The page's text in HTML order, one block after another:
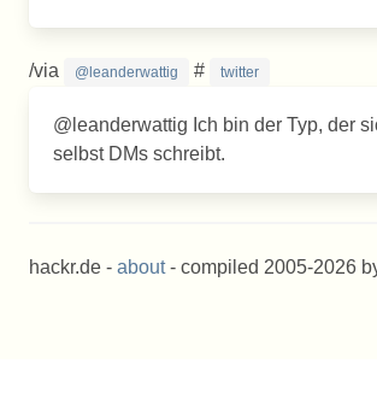
/via @leanderwattig # twitter
@leanderwattig Ich bin der Typ, der
selbst DMs schreibt.
hackr.de - about- compiled 2005-2026